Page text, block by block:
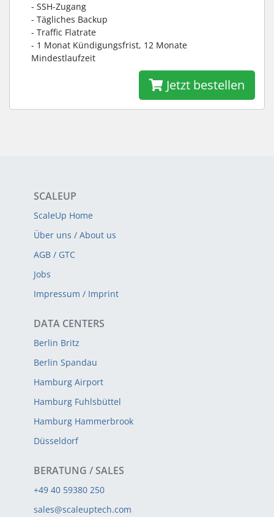
- SSH-Zugang
- Tägliches Backup
- Traffic Flatrate
- 1 Monat Kündigungsfrist, 12 Monate
Mindestlaufzeit
Jetzt bestellen
SCALEUP
ScaleUp Home
Über uns / About us
AGB / GTC
Jobs
Impressum / Imprint
DATA CENTERS
Berlin Britz
Berlin Spandau
Hamburg Airport
Hamburg Fuhlsbüttel
Hamburg Hammerbrook
Düsseldorf
BERATUNG / SALES
+49 40 59380 250
sales@scaleuptech.com